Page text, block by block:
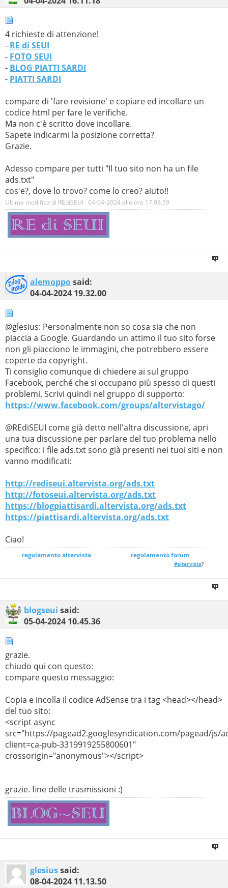
4 richieste di attenzione!
- RE di SEUI
- FOTO SEUI
- BLOG PIATTI SARDI
- PIATTI SARDI
compare di 'fare revisione' e copiare ed incollare un
codice html per fare le verifiche.
Ma non c'è scritto dove incollare.
Sapete indicarmi la posizione corretta?
Grazie.
Adesso compare per tutti "Il tuo sito non ha un file
ads.txt"
cos'e?, dove lo trovo? come lo creo? aiuto!!
Ultima modifica di REdiSEUI : 04-04-2024 alle ore 17.03.59
alemopposaid:
04-04-2024 19.32.00
@glesius: Personalmente non so cosa sia che non
piaccia a Google. Guardando un attimo il tuo sito forse
non gli piacciono le immagini, che potrebbero essere
coperte da copyright.
Ti consiglio comunque di chiedere ai sul gruppo
Facebook, perché che si occupano più spesso di questi
problemi. Scrivi quindi nel gruppo di supporto:
https://www.facebook.com/groups/altervistago/
@REdiSEUI come già detto nell'altra discussione, apri
una tua discussione per parlare del tuo problema nello
specifico: i file ads.txt sono già presenti nei tuoi siti e non
vanno modificati:
http://rediseui.altervista.org/ads.txt
http://fotoseui.altervista.org/ads.txt
https://blogpiattisardi.altervista.org/ads.txt
https://piattisardi.altervista.org/ads.txt
Ciao!
regolamento altervista_______________ regolamento forum
#altervista?
blogseui said:
05-04-2024 10.45.36
grazie.
chiudo qui con questo:
compare questo messaggio:
Copia e incolla il codice AdSense tra i tag <head></head>
del tuo sito:
<script async
src="https://pagead2.googlesyndication.com/pagead/js/
client=ca-pub-3319919255800601"
crossorigin="anonymous"></script>
grazie. fine delle trasmissioni :)
glesiussaid:
08-04-2024 11.13.50